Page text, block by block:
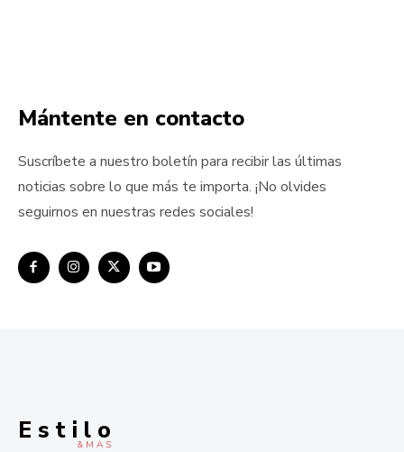
Mántente en contacto
Suscríbete a nuestro boletín para recibir las últimas
noticias sobre lo que más te importa. ¡No olvides
seguirnos en nuestras redes sociales!
E s t i l o
& M À S